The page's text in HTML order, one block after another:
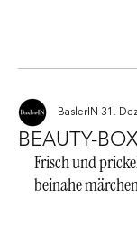
BEAUTY-
BaslerIN 31.
Frisch und
beinahe